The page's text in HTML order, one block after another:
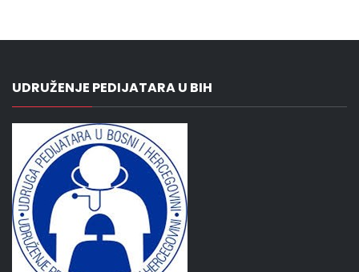
UDRUŽENJE PEDIJATARA U BIH